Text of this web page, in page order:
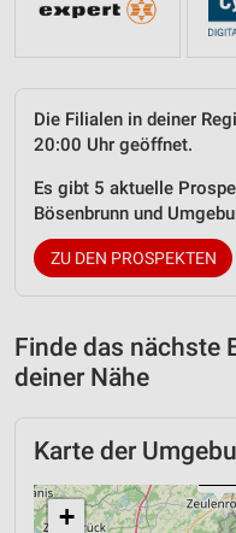
Die Filialen in deiner
20:00 Uhr geöffnet.
Es gibt 5 aktuelle
Bösenbrunn und
ZU DEN PROSPEKTEN
Finde das nächste
deiner Nähe
Karte der
+